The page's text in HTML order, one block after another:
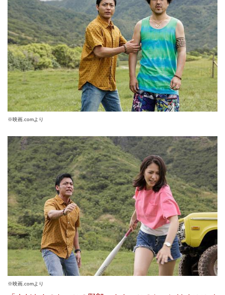
※映画.comより
※映画.comより